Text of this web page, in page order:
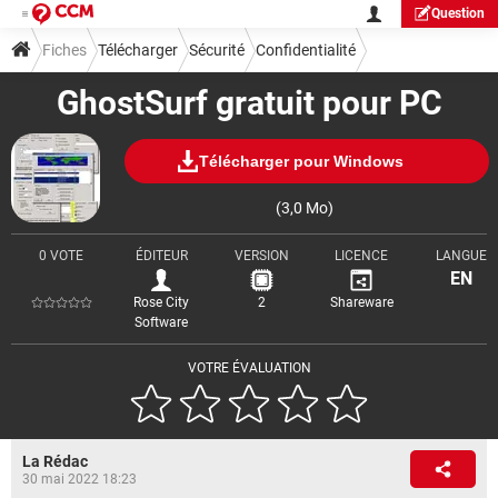
Question
GhostSurf gratuit pour PC
Télécharger pour Windows
(3,0 Mo)
VOTRE ÉVALUATION
0 VOTE ÉDITEUR
Rose City
Software
VERSION
2
LICENCE
Shareware
LANGUE
EN
Fiches Télécharger Sécurité Confidentialité
La Rédac
30 mai 2022 18:23